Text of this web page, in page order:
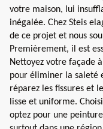
votre maison, lui
inégalée. Chez Steis
de ce projet et nous
Premièrement, il est
Nettoyez votre façade
pour éliminer la saleté
réparez les fissures et
lisse et uniforme.
optez pour une